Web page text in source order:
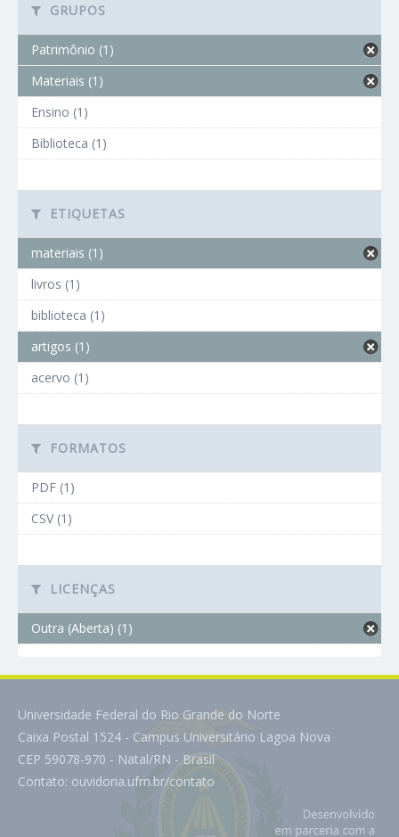
GRUPOS
Patrimônio (1)
Materiais (1)
Ensino (1)
Biblioteca (1)
ETIQUETAS
materiais (1)
livros (1)
biblioteca (1)
artigos (1)
acervo (1)
FORMATOS
PDF (1)
CSV (1)
LICENÇAS
Outra (Aberta) (1)
Universidade Federal do Rio Grande do Norte
Caixa Postal 1524 - Campus Universitário Lagoa Nova
CEP 59078-970 - Natal/RN - Brasil
Contato: ouvidoria.ufrn.br/contato